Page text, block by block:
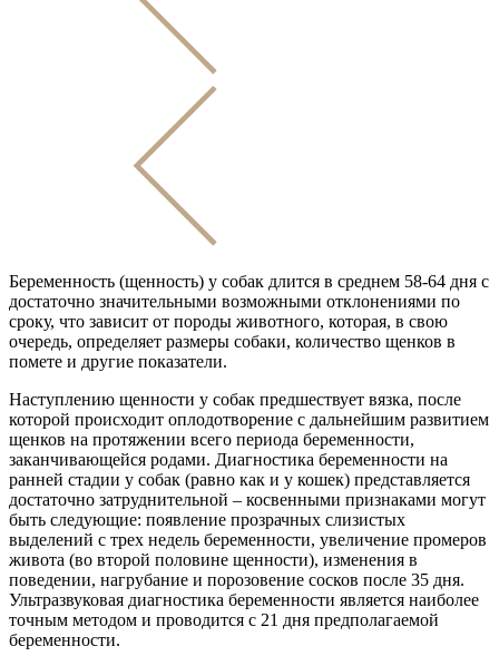
Беременность (щенность) у собак длится в среднем 58-64 дня с
достаточно значительными возможными отклонениями по
сроку, что зависит от породы животного, которая, в свою
очередь, определяет размеры собаки, количество щенков в
помете и другие показатели.
Наступлению щенности у собак предшествует вязка, после
которой происходит оплодотворение с дальнейшим развитием
щенков на протяжении всего периода беременности,
заканчивающейся родами. Диагностика беременности на
ранней стадии у собак (равно как и у кошек) представляется
достаточно затруднительной – косвенными признаками могут
быть следующие: появление прозрачных слизистых
выделений с трех недель беременности, увеличение промеров
живота (во второй половине щенности), изменения в
поведении, нагрубание и порозовение сосков после 35 дня.
Ультразвуковая диагностика беременности является наиболее
точным методом и проводится с 21 дня предполагаемой
беременности.